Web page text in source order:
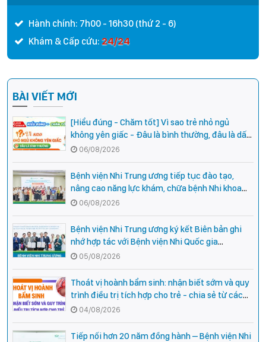
Hành chính: 7h00 - 16h30 (thứ 2 - 6)
Khám & Cấp cứu: 24/24
BÀI VIẾT MỚI
[Hiểu đúng - Chăm tốt] Vì sao trẻ nhỏ ngủ
không yên giấc - Đâu là bình thường, đâu là dấu
hiệu cần đi khám ngay?
06/08/2026
Bệnh viện Nhi Trung ương tiếp tục đào tạo,
nâng cao năng lực khám, chữa bệnh Nhi khoa
cho cán bộ y tế tại các tỉnh miền núi phía Bắc
06/08/2026
Bệnh viện Nhi Trung ương ký kết Biên bản ghi
nhớ hợp tác với Bệnh viện Nhi Quốc gia
Campuchia
05/08/2026
Thoát vị hoành bẩm sinh: nhận biết sớm và quy
trình điều trị tích hợp cho trẻ - chia sẻ từ các
chuyên gia hàng đầu của Bệnh Viện Nhi Trung
ương
04/08/2026
Tiếp nối hơn 20 năm đồng hành – Bệnh viện Nhi